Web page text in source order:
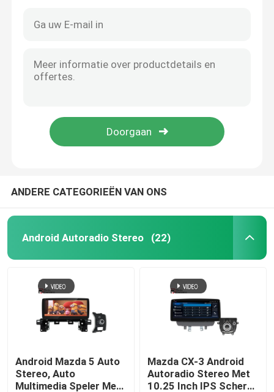
Thuis
Over ons
ANDERE CATEGORIEËN VAN ONS
Android Autoradio Stereo (22)
Android Mazda 5 Auto
Stereo, Auto
Multimedia Speler Met
Mazda CX-3 Android
Autoradio Stereo Met
10.25 Inch IPS Scherm